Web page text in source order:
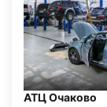
АТЦ Очаково